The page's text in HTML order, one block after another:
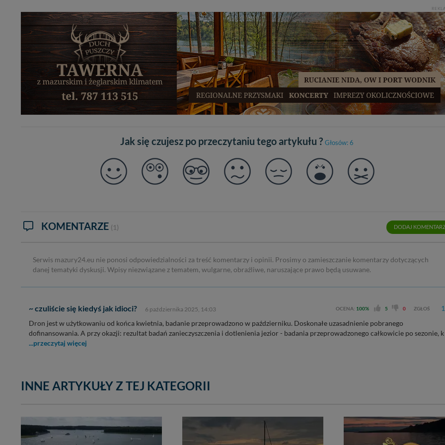
Jak się czujesz po przeczytaniu tego artykułu ? Głosów: 6
KOMENTARZE (1) DODAJ
Serwis mazury24.eu nie ponosi odpowiedzialności za treść komentarzy i opinii. Prosimy o zamieszczanie komentarzy dotyczących
danej tematyki dyskusji. Wpisy niezwiązane z tematem, wulgarne, obraźliwe, naruszające prawo będą usuwane.
~ czuliście się kiedyś jak idioci? 6 października 2025, 14:03 OCENA: 100% 5 0 ZGŁOŚ 1
Dron jest w użytkowaniu od końca kwietnia, badanie przeprowadzono w październiku. Doskonałe uzasadnienie pobranego
dofinansowania. A przy okazji: rezultat badań zanieczyszczenia i dotlenienia jezior - badania przeprowadzonego całkowicie po sezonie, k
...przeczytaj więcej
INNE ARTYKUŁY Z TEJ KATEGORII